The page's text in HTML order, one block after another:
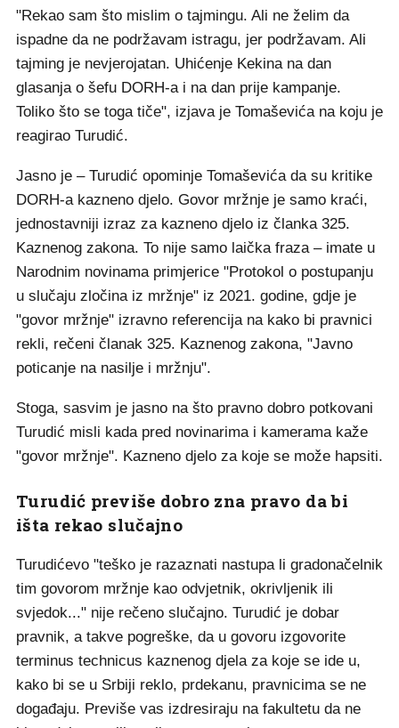
"Rekao sam što mislim o tajmingu. Ali ne želim da
ispadne da ne podržavam istragu, jer podržavam. Ali
tajming je nevjerojatan. Uhićenje Kekina na dan
glasanja o šefu DORH-a i na dan prije kampanje.
Toliko što se toga tiče", izjava je Tomaševića na koju je
reagirao Turudić.
Jasno je – Turudić opominje Tomaševića da su kritike
DORH-a kazneno djelo. Govor mržnje je samo kraći,
jednostavniji izraz za kazneno djelo iz članka 325.
Kaznenog zakona. To nije samo laička fraza – imate u
Narodnim novinama primjerice "Protokol o postupanju
u slučaju zločina iz mržnje" iz 2021. godine, gdje je
"govor mržnje" izravno referencija na kako bi pravnici
rekli, rečeni članak 325. Kaznenog zakona, "Javno
poticanje na nasilje i mržnju".
Stoga, sasvim je jasno na što pravno dobro potkovani
Turudić misli kada pred novinarima i kamerama kaže
"govor mržnje". Kazneno djelo za koje se može hapsiti.
Turudić previše dobro zna pravo da bi
išta rekao slučajno
Turudićevo "teško je razaznati nastupa li gradonačelnik
tim govorom mržnje kao odvjetnik, okrivljenik ili
svjedok..." nije rečeno slučajno. Turudić je dobar
pravnik, a takve pogreške, da u govoru izgovorite
terminus technicus kaznenog djela za koje se ide u,
kako bi se u Srbiji reklo, prdekanu, pravnicima se ne
događaju. Previše vas izdresiraju na fakultetu da ne